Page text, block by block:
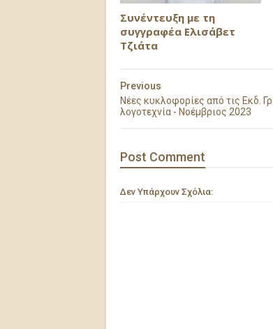
Συνέντευξη με τη
συγγραφέα Ελισάβετ
Τζιάτα
Previous
Νέες κυκλοφορίες από τις Εκδ.
λογοτεχνία - Νοέμβριος 2023
Post Comment
Δεν Υπάρχουν Σχόλια: